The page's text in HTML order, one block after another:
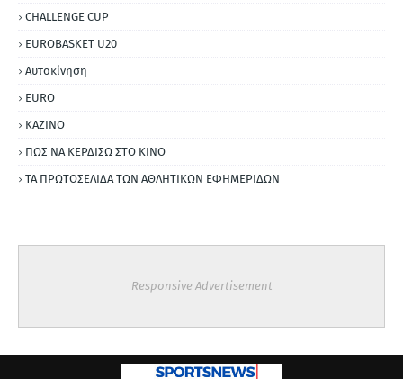
CHALLENGE CUP
EUROBASKET U20
Αυτοκίνηση
ΕURO
ΚΑΖΙΝΟ
ΠΩΣ ΝΑ ΚΕΡΔΙΣΩ ΣΤΟ ΚΙΝΟ
ΤΑ ΠΡΩΤΟΣΕΛΙΔΑ ΤΩΝ ΑΘΛΗΤΙΚΩΝ ΕΦΗΜΕΡΙΔΩΝ
Responsive Advertisement